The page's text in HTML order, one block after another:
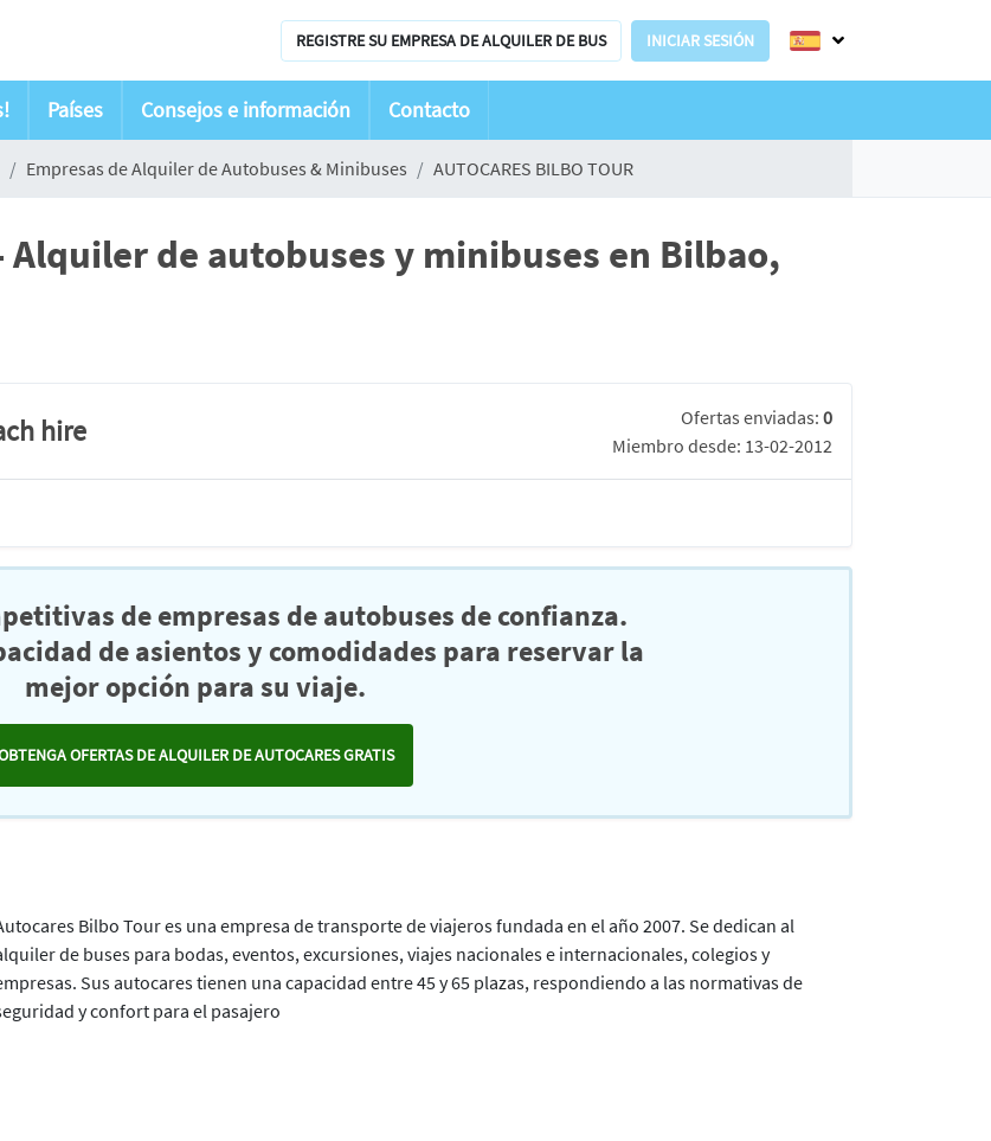
REGISTRE SU EMPRESA DE ALQUILER DE BUS INICIAR SESIÓN
Países Consejos e información Contacto
Empresas de Alquiler de Autobuses & Minibuses AUTOCARES BILBO TOUR
Alquiler de autobuses y minibuses en Bilbao,
hire Ofertas enviadas: 0
Miembro desde: 13-02-2012
de empresas de autobuses de confianza.
de asientos y comodidades para reservar la
mejor opción para su viaje.
OFERTAS DE ALQUILER DE AUTOCARES GRATIS
Bilbo Tour es una empresa de transporte de viajeros fundada en el año 2007. Se dedican al
de buses para bodas, eventos, excursiones, viajes nacionales e internacionales, colegios y
Sus autocares tienen una capacidad entre 45 y 65 plazas, respondiendo a las normativas de
y confort para el pasajero